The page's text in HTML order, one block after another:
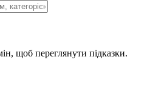
щоб переглянути підказки.